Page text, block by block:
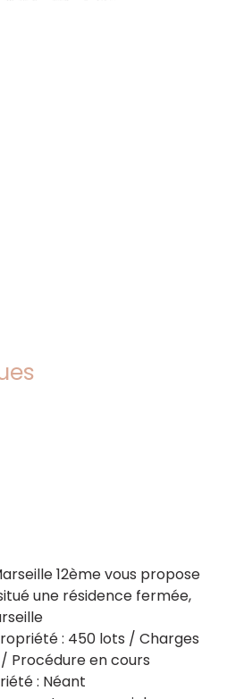
12ème vous propose
une résidence fermée,
: 450 lots / Charges
Procédure en cours
: Néant